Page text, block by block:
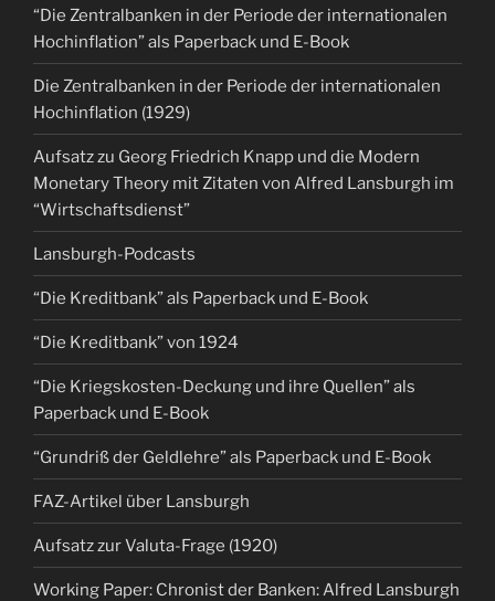
“Die Zentralbanken in der Periode der internationalen
Hochinflation” als Paperback und E-Book
Die Zentralbanken in der Periode der internationalen
Hochinflation (1929)
Aufsatz zu Georg Friedrich Knapp und die Modern
Monetary Theory mit Zitaten von Alfred Lansburgh im
“Wirtschaftsdienst”
Lansburgh-Podcasts
“Die Kreditbank” als Paperback und E-Book
“Die Kreditbank” von 1924
“Die Kriegskosten-Deckung und ihre Quellen” als
Paperback und E-Book
“Grundriß der Geldlehre” als Paperback und E-Book
FAZ-Artikel über Lansburgh
Aufsatz zur Valuta-Frage (1920)
Working Paper: Chronist der Banken: Alfred Lansburgh